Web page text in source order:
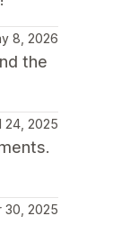
8, 2026
the
24, 2025
30, 2025